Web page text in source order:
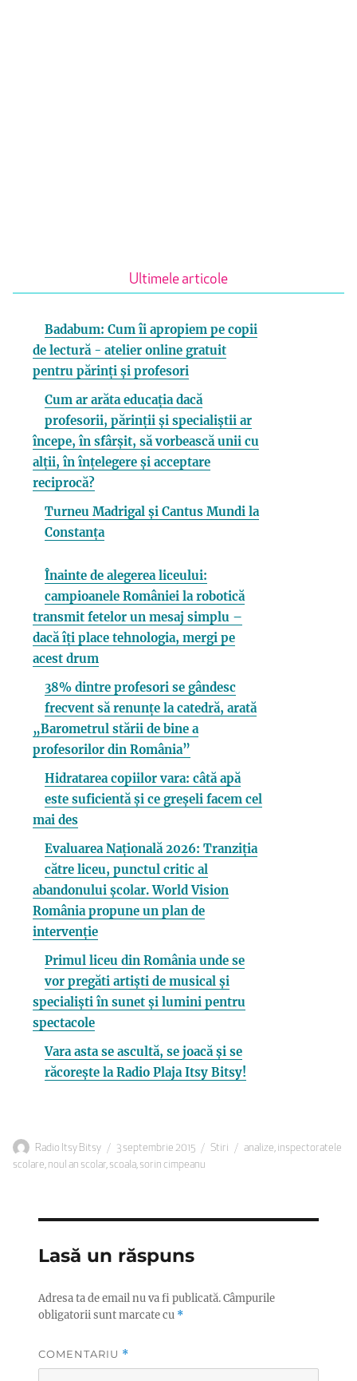
Ultimele articole
Badabum: Cum îi apropiem pe copii
de lectură - atelier online gratuit
pentru părinți și profesori
Cum ar arăta educația dacă
profesorii, părinții și specialiștii ar
începe, în sfârșit, să vorbească unii cu
alții, în înțelegere și acceptare
reciprocă?
Turneu Madrigal și Cantus Mundi la
Constanța
Înainte de alegerea liceului:
campioanele României la robotică
transmit fetelor un mesaj simplu –
dacă îți place tehnologia, mergi pe
acest drum
38% dintre profesori se gândesc
frecvent să renunțe la catedră, arată
„Barometrul stării de bine a
profesorilor din România”
Hidratarea copiilor vara: câtă apă
este suficientă și ce greșeli facem cel
mai des
Evaluarea Națională 2026: Tranziția
către liceu, punctul critic al
abandonului școlar. World Vision
România propune un plan de
intervenție
Primul liceu din România unde se
vor pregăti artiști de musical și
specialiști în sunet și lumini pentru
spectacole
Vara asta se ascultă, se joacă și se
răcorește la Radio Plaja Itsy Bitsy!
Autor
Radio Itsy Bitsy
Publicat
pe
3 septembrie 2015 Categorii
Stiri Etichete
analize, inspectoratele
scolare, noul an scolar, scoala, sorin cimpeanu
Lasă un răspuns
Adresa ta de email nu va fi publicată.Câmpurile
obligatorii sunt marcate cu *
COMENTARIU *